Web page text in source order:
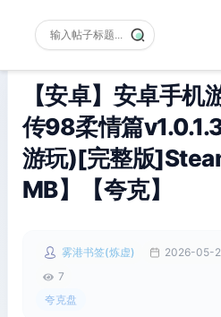
【安卓】安卓手机
传98柔情篇
游玩)[完整版
MB】【夸克】
雾港书签(炼虚) 2026-05-
7
夸克盘